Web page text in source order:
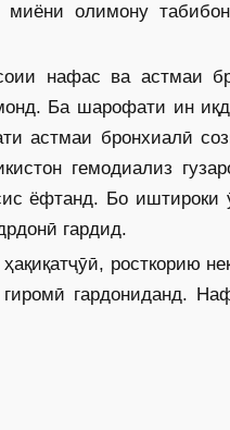
олимону
нафас ва астмаи
Ба шарофати ин
астмаи бронхиалӣ
гемодиализ
ёфтанд. Бо иштироки
гардид.
росткорию
гардониданд.